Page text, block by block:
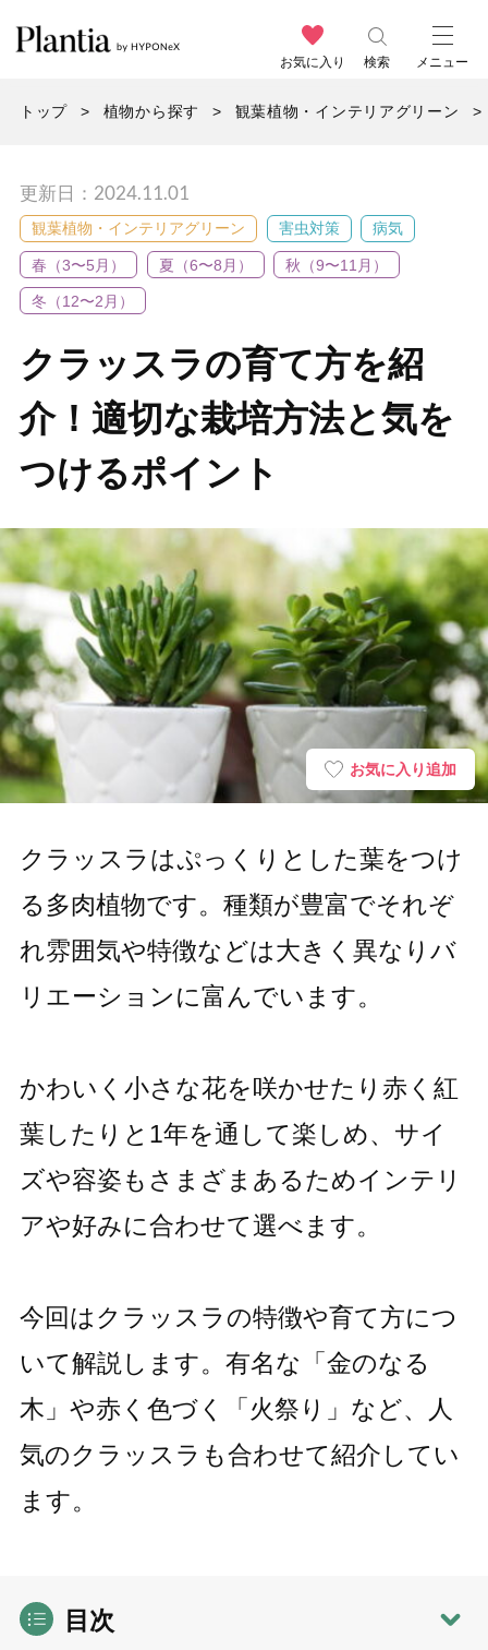
お気に入り 検索 メニュー
トップ 植物から探す 観葉植物・インテリアグリーン
更新日：2024.11.01
観葉植物・インテリアグリーン 害虫対策 病気
春（3〜5月） 夏（6〜8月） 秋（9〜11月）
冬（12〜2月）
クラッスラの育て方を紹
介！適切な栽培方法と気を
つけるポイント
お気に入り追加
クラッスラはぷっくりとした葉をつけ
る多肉植物です。種類が豊富でそれぞ
れ雰囲気や特徴などは大きく異なりバ
リエーションに富んでいます。
かわいく小さな花を咲かせたり赤く紅
葉したりと1年を通して楽しめ、サイ
ズや容姿もさまざまあるためインテリ
アや好みに合わせて選べます。
今回はクラッスラの特徴や育て方につ
いて解説します。有名な「金のなる
木」や赤く色づく「火祭り」など、人
気のクラッスラも合わせて紹介してい
ます。
目次